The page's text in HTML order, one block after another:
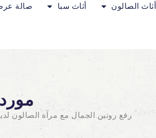
أثاث الصالون أثاث سبا صالة
رفع روتين الجمال مع مرآة الصالون